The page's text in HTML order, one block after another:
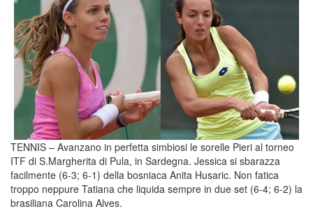
TENNIS – Avanzano in perfetta simbiosi le sorelle Pieri al torneo
ITF di S.Margherita di Pula, in Sardegna. Jessica si sbarazza
facilmente (6-3; 6-1) della bosniaca Anita Husaric. Non fatica
troppo neppure Tatiana che liquida sempre in due set (6-4; 6-2) la
brasiliana Carolina Alves.